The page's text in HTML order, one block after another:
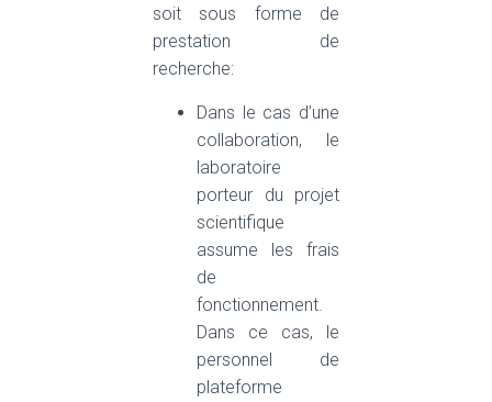
soit sous forme de
prestation de
recherche:
Dans le cas d’une
collaboration, le
laboratoire
porteur du projet
scientifique
assume les frais
de
fonctionnement.
Dans ce cas, le
personnel de
plateforme